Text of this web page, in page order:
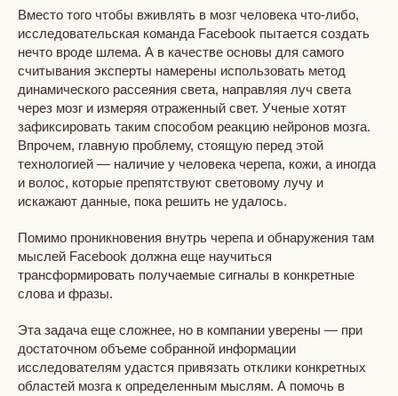
Вместо того чтобы вживлять в мозг человека что-либо,
исследовательская команда Facebook пытается создать
нечто вроде шлема. А в качестве основы для самого
считывания эксперты намерены использовать метод
динамического рассеяния света, направляя луч света
через мозг и измеряя отраженный свет. Ученые хотят
зафиксировать таким способом реакцию нейронов мозга.
Впрочем, главную проблему, стоящую перед этой
технологией — наличие у человека черепа, кожи, а иногда
и волос, которые препятствуют световому лучу и
искажают данные, пока решить не удалось.
Помимо проникновения внутрь черепа и обнаружения там
мыслей Facebook должна еще научиться
трансформировать получаемые сигналы в конкретные
слова и фразы.
Эта задача еще сложнее, но в компании уверены — при
достаточном объеме собранной информации
исследователям удастся привязать отклики конкретных
областей мозга к определенным мыслям. А помочь в